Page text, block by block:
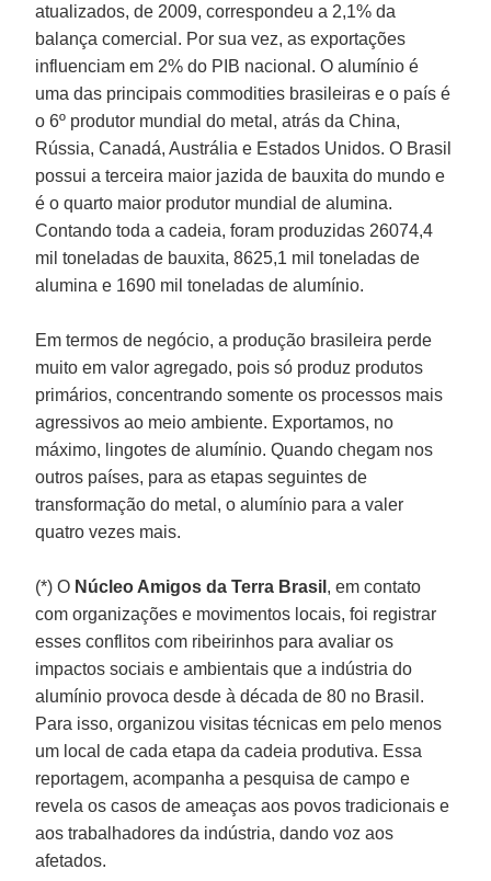
atualizados, de 2009, correspondeu a 2,1% da
balança comercial. Por sua vez, as exportações
influenciam em 2% do PIB nacional. O alumínio é
uma das principais commodities brasileiras e o país é
o 6º produtor mundial do metal, atrás da China,
Rússia, Canadá, Austrália e Estados Unidos. O Brasil
possui a terceira maior jazida de bauxita do mundo e
é o quarto maior produtor mundial de alumina.
Contando toda a cadeia, foram produzidas 26074,4
mil toneladas de bauxita, 8625,1 mil toneladas de
alumina e 1690 mil toneladas de alumínio.
Em termos de negócio, a produção brasileira perde
muito em valor agregado, pois só produz produtos
primários, concentrando somente os processos mais
agressivos ao meio ambiente. Exportamos, no
máximo, lingotes de alumínio. Quando chegam nos
outros países, para as etapas seguintes de
transformação do metal, o alumínio para a valer
quatro vezes mais.
(*) O Núcleo Amigos da Terra Brasil , em contato
com organizações e movimentos locais, foi registrar
esses conflitos com ribeirinhos para avaliar os
impactos sociais e ambientais que a indústria do
alumínio provoca desde à década de 80 no Brasil.
Para isso, organizou visitas técnicas em pelo menos
um local de cada etapa da cadeia produtiva. Essa
reportagem, acompanha a pesquisa de campo e
revela os casos de ameaças aos povos tradicionais e
aos trabalhadores da indústria, dando voz aos
afetados.